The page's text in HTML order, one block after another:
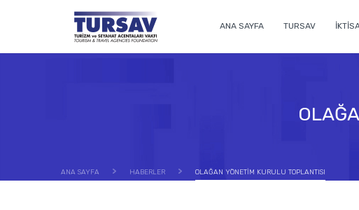
ANA SAYFA TURSAV
ANA SAYFA HABERLER OLAĞAN YÖNETİM KURULU TOPLANTISI